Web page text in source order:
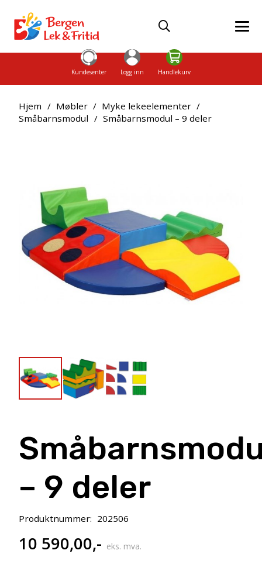
Kundesenter Logg inn Handlekurv
Hjem / Møbler / Myke lekeelementer /
Småbarnsmodul / Småbarnsmodul – 9 deler
– 9 deler
Produktnummer: 202506
10 590,00,- eks. mva.